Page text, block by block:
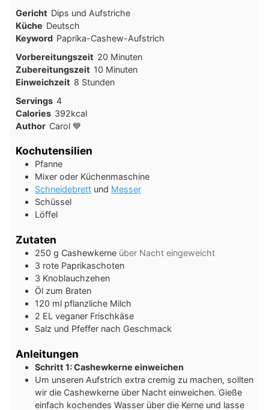
Gericht Dips und Aufstriche
Küche Deutsch
Keyword Paprika-Cashew-Aufstrich
Vorbereitungszeit 20Minuten
Minuten
Zubereitungszeit 10Minuten
Minuten
Einweichzeit 8Stunden
Stunden
Servings 4
Calories 392kcal
Author Carol 💙
Kochutensilien
Pfanne
Mixer oder Küchenmaschine
Schneidebrett und Messer
Schüssel
Löffel
Zutaten
250 g Cashewkerne über Nacht eingeweicht
3 rote Paprikaschoten
3 Knoblauchzehen
Öl zum Braten
120 ml pflanzliche Milch
2 EL veganer Frischkäse
Salz und Pfeffer nach Geschmack
Anleitungen
Schritt 1: Cashewkerne einweichen
Um unseren Aufstrich extra cremig zu machen, sollten
wir die Cashewkerne über Nacht einweichen. Gieße
einfach kochendes Wasser über die Kerne und lasse